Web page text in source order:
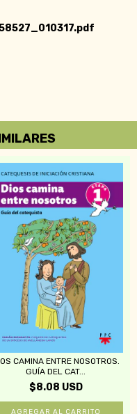
CAMINA ENTRE NOSOTROS.
GUÍA DEL CAT...
$8.08 USD